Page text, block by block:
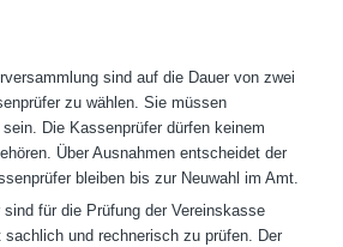
sind auf die Dauer von zwei
zu wählen. Sie müssen
Die Kassenprüfer dürfen keinem
Über Ausnahmen entscheidet der
bleiben bis zur Neuwahl im Amt.
sind für die Prüfung der Vereinskasse
und rechnerisch zu prüfen. Der